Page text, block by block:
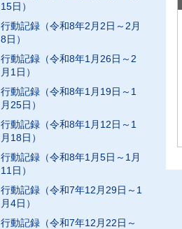
15日）
行動記録（令和8年2月2日～2月
8日）
行動記録（令和8年1月26日～2
月1日）
行動記録（令和8年1月19日～1
月25日）
行動記録（令和8年1月12日～1
月18日）
行動記録（令和8年1月5日～1月
11日）
行動記録（令和7年12月29日～1
月4日）
行動記録（令和7年12月22日～